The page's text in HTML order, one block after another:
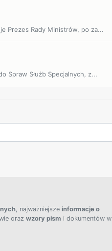
Prezes Rady Ministrów, po za...
Spraw Służb Specjalnych, z...
, najważniejsze informacje o
oraz wzory pism i dokumentów w